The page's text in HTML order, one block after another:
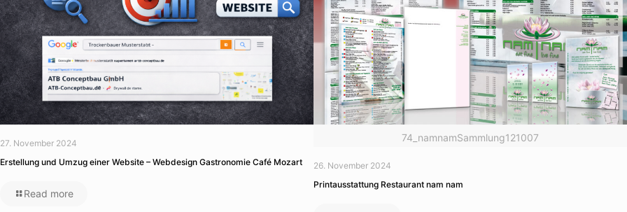
27. November 2024
Erstellung und Umzug einer Website – Webdesign Gastronomie Café Mozart
Read more
74_namnamSammlung121007
26. November 2024
Printausstattung Restaurant nam nam